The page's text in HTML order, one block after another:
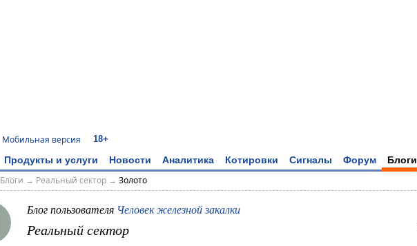
Мобильная версия 18+
Продукты и услуги Новости Аналитика Котировки Сигналы Форум Блоги
Блоги → Реальный сектор→ Золото
Блог пользователя Человек железной закалки
Реальный сектор